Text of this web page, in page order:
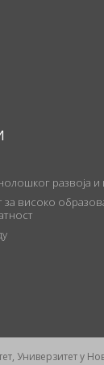
развоја и
за високо
Универзитет у